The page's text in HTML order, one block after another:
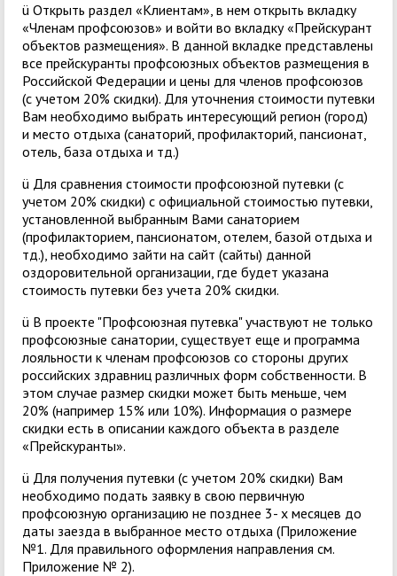
ü Открыть раздел «Клиентам», в нем открыть вкладку
«Членам профсоюзов» и войти во вкладку «Прейскурант
объектов размещения». В данной вкладке представлены
все прейскуранты профсоюзных объектов размещения в
Российской Федерации и цены для членов профсоюзов
(с учетом 20% скидки). Для уточнения стоимости путевки
Вам необходимо выбрать интересующий регион (город)
и место отдыха (санаторий, профилакторий, пансионат,
отель, база отдыха и тд.)
ü Для сравнения стоимости профсоюзной путевки (с
учетом 20% скидки) с официальной стоимостью путевки,
установленной выбранным Вами санаторием
(профилакторием, пансионатом, отелем, базой отдыха и
тд.), необходимо зайти на сайт (сайты) данной
оздоровительной организации, где будет указана
стоимость путевки без учета 20% скидки.
ü В проекте "Профсоюзная путевка" участвуют не только
профсоюзные санатории, существует еще и программа
лояльности к членам профсоюзов со стороны других
российских здравниц различных форм собственности. В
этом случае размер скидки может быть меньше, чем
20% (например 15% или 10%). Информация о размере
скидки есть в описании каждого объекта в разделе
«Прейскуранты».
ü Для получения путевки (с учетом 20% скидки) Вам
необходимо подать заявку в свою первичную
профсоюзную организацию не позднее 3- х месяцев до
даты заезда в выбранное место отдыха (Приложение
№1. Для правильного оформления направления см.
Приложение № 2).